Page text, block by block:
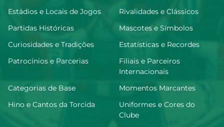
Estádios e Locais de Jogos
Rivalidades e Clássicos
Partidas Históricas
Mascotes e Símbolos
Curiosidades e Tradições
Estatísticas e Recordes
Patrocínios e Parcerias
Filiais e Parceiros
Internacionais
Categorias de Base
Momentos Marcantes
Hino e Cantos da Torcida
Uniformes e Cores do
Clube